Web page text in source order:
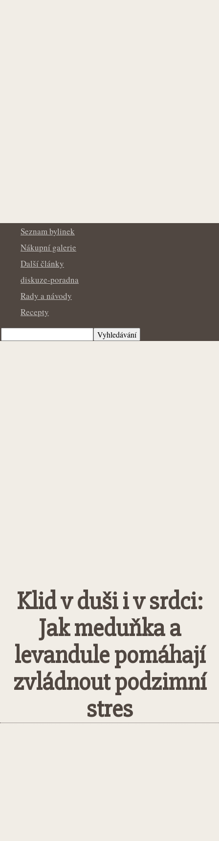
Bylinkopedie.cz
Seznam bylinek
Nákupní galerie
Další články
diskuze-poradna
Rady a návody
Recepty
Klid v duši i v srdci:
Jak meduňka a
levandule pomáhají
zvládnout podzimní
stres